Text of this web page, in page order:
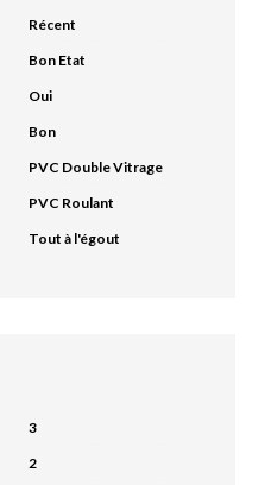
Récent
Bon Etat
Oui
Bon
PVC Double Vitrage
PVC Roulant
Tout à l'égout
3
2